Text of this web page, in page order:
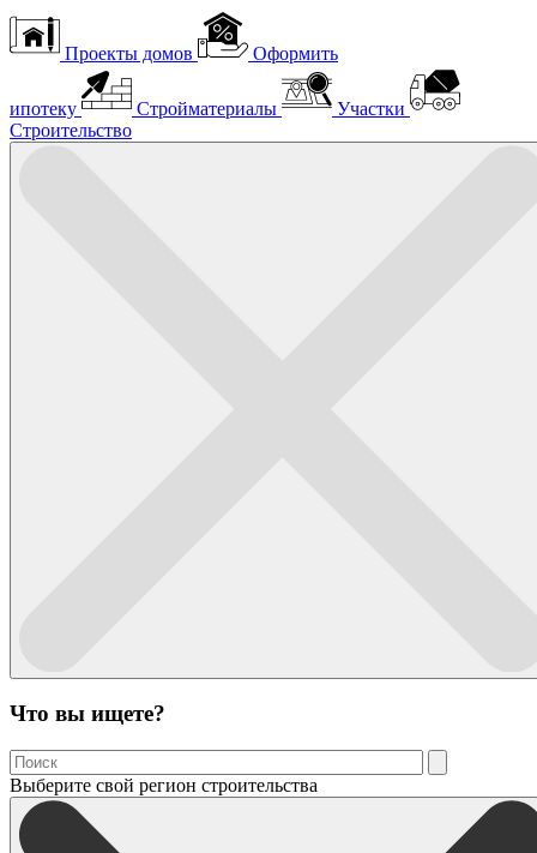
Проекты домов Оформить
ипотеку Стройматериалы
Участки
Строительство
Что вы ищете?
Выберите свой регион строительства